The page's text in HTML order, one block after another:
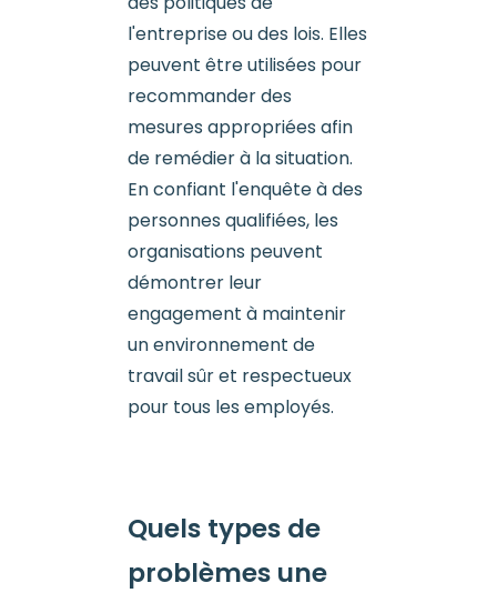
l'entreprise ou des lois. Elles
peuvent être utilisées pour
recommander des
mesures appropriées afin
de remédier à la situation.
En confiant l'enquête à des
personnes qualifiées, les
organisations peuvent
démontrer leur
engagement à maintenir
un environnement de
travail sûr et respectueux
pour tous les employés.
Quels types de
problèmes une